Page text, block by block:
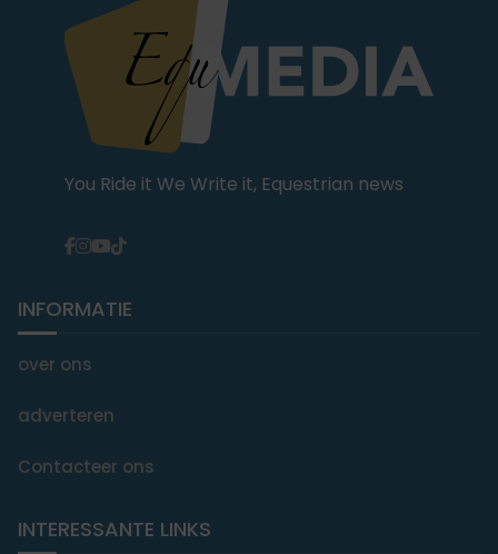
You Ride it We Write it, Equestrian news
INFORMATIE
over ons
adverteren
Contacteer ons
INTERESSANTE LINKS